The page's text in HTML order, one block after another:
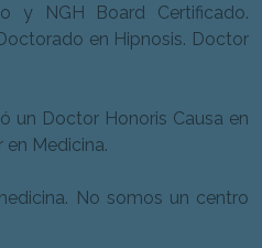
y NGH Board Certificado.
en Hipnosis. Doctor
un Doctor Honoris Causa en
Medicina.
No somos un centro